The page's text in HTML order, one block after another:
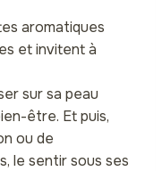
aromatiques
et invitent à
sur sa peau
être. Et puis,
ou de
le sentir sous ses